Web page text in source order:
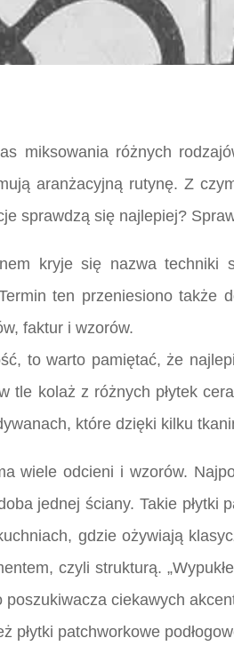
miksowania różnych
aranżacyjną rutynę. Z
sprawdzą się najlepiej?
kryje się nazwa techniki
Termin ten przeniesiono
faktur i wzorów.
to warto pamiętać, że
tle kolaż z różnych płytek
które dzięki kilku
wiele odcieni i wzorów.
jednej ściany. Takie
gdzie ożywiają
czyli strukturą.
ciekawych
płytki patchworkowe